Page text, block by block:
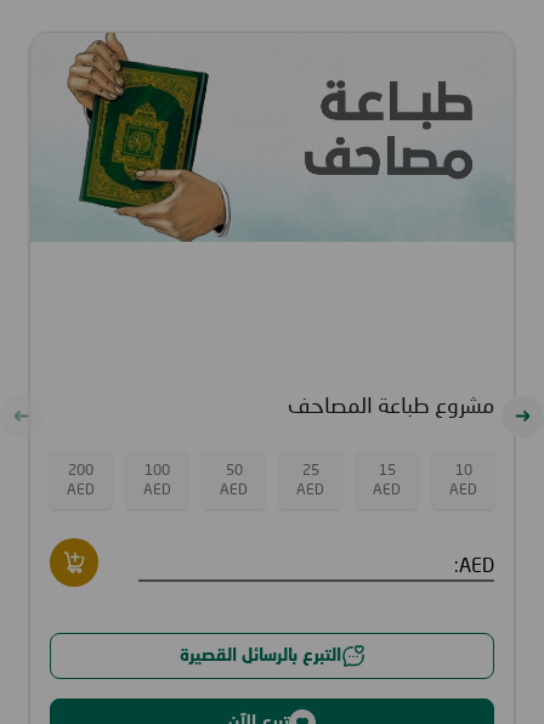
مشروع طباعة المصاحف
10
AED
15
AED
25
AED
50
AED
100
AED
200
AED
AED:
التبرع بالرسائل القصيرة